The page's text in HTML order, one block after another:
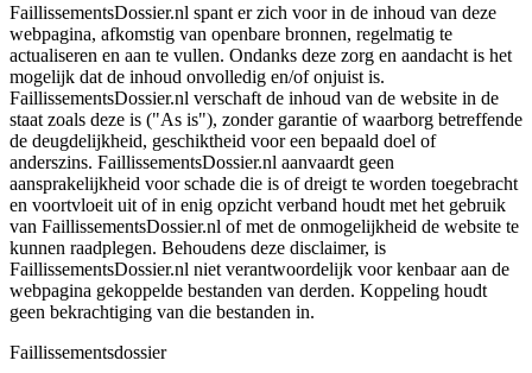
FaillissementsDossier.nl spant er zich voor in de inhoud van deze
webpagina, afkomstig van openbare bronnen, regelmatig te
actualiseren en aan te vullen. Ondanks deze zorg en aandacht is het
mogelijk dat de inhoud onvolledig en/of onjuist is.
FaillissementsDossier.nl verschaft de inhoud van de website in de
staat zoals deze is ("As is"), zonder garantie of waarborg betreffende
de deugdelijkheid, geschiktheid voor een bepaald doel of
anderszins. FaillissementsDossier.nl aanvaardt geen
aansprakelijkheid voor schade die is of dreigt te worden toegebracht
en voortvloeit uit of in enig opzicht verband houdt met het gebruik
van FaillissementsDossier.nl of met de onmogelijkheid de website te
kunnen raadplegen. Behoudens deze disclaimer, is
FaillissementsDossier.nl niet verantwoordelijk voor kenbaar aan de
webpagina gekoppelde bestanden van derden. Koppeling houdt
geen bekrachtiging van die bestanden in.
Faillissementsdossier